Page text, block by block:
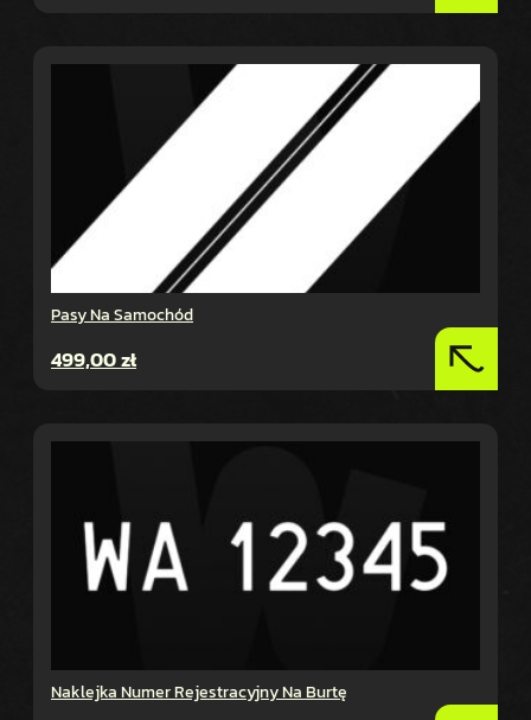
Pasy Na Samochód
499,00zł
Naklejka Numer Rejestracyjny Na Burtę